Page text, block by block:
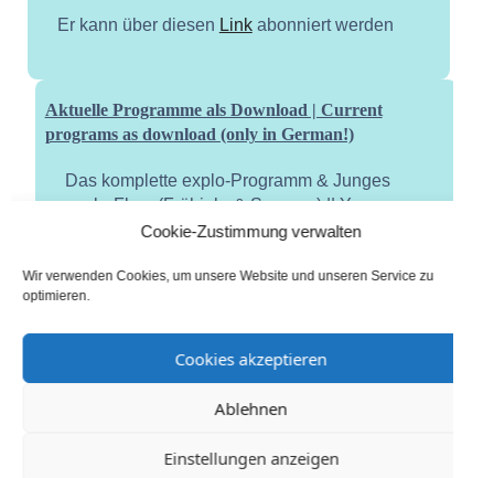
Cookie-Zustimmung verwalten
Wir verwenden Cookies, um unsere Website und unseren Service zu
optimieren.
Cookies akzeptieren
Ablehnen
Einstellungen anzeigen
Er kann über diesen Linkabonniert werden
Aktuelle Programme als Download | Current
programs as download (only in German!)
Das komplette explo-Programm & Junges
explo-Flyer (Frühjahr & Sommer) || Young
explo flyer (spring and summer)